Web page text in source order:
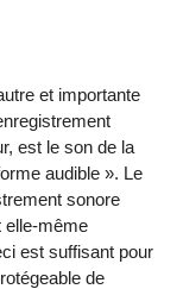
et importante
est le son de la
audible ». Le
sonore
même
est suffisant pour
de